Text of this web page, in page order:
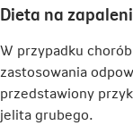
Dieta na
W przypadku
zastosowania
przedstawiony
jelita grubego.